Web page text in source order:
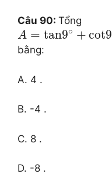
Câu 90: Tổng
A = tan9∘ + cot9
bằng:
A. 4 .
B. -4 .
C. 8 .
D. -8 .